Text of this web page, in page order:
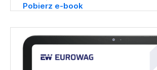
Pobierz e-book